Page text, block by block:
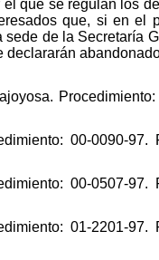
que se regulan los
que, si en el
de la Secretaría
00-0090-97.
00-0507-97.
01-2201-97.